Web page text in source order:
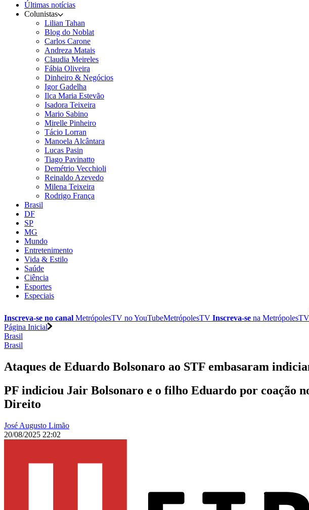
Últimas notícias
Colunistas
Lilian Tahan
Blog do Noblat
Carlos Carone
Andreza Matais
Claudia Meireles
Fábia Oliveira
Dinheiro & Negócios
Igor Gadelha
Ilca Maria Estevão
Isadora Teixeira
Mario Sabino
Mirelle Pinheiro
Tácio Lorran
Manoela Alcântara
Lucas Pasin
Tiago Pavinatto
Demétrio Vecchioli
Reinaldo Azevedo
Milena Teixeira
Rodrigo França
Brasil
DF
SP
MG
Mundo
Entretenimento
Vida & Estilo
Saúde
Ciência
Esportes
Especiais
Inscreva-se no canal MetrópolesTV noYouTubeMetrópolesTV Inscreva-se na MetrópolesTV
Página Inicial
Brasil
Brasil
Ataques de Eduardo Bolsonaro ao STF embasaram
PF indiciou Jair Bolsonaro e o filho Eduardo por coação
Direito
José Augusto Limão
20/08/2025 22:02